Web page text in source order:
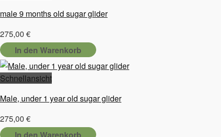
male 9 months old sugar glider
275,00 €
In den Warenkorb
Schnellansicht
Male, under 1 year old sugar glider
275,00 €
In den Warenkorb